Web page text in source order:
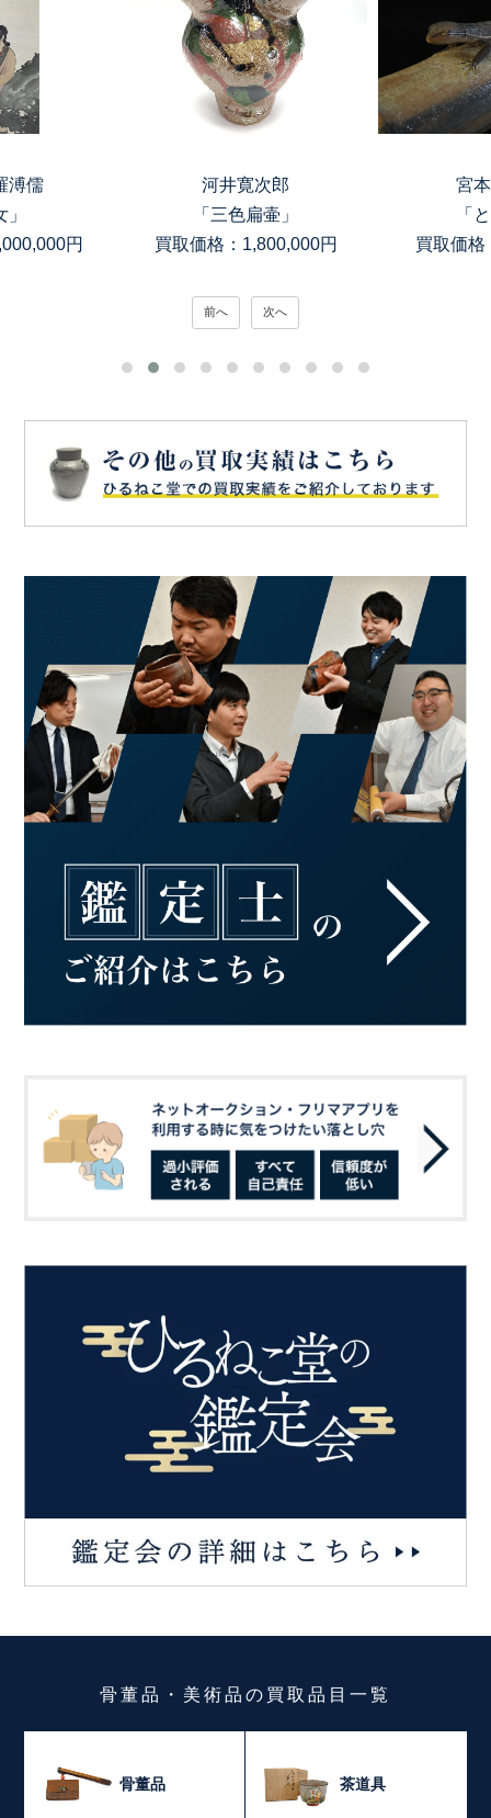
溥儒
円
河井寛次郎
「三色扁壷」
買取価格：1,800,000円
宮
「
買取価格
前へ 次へ
骨董品・美術品の買取品目一覧
骨董品 茶道具